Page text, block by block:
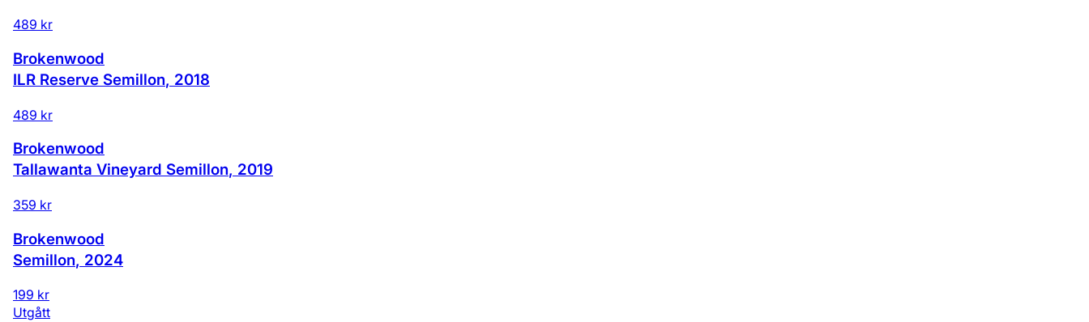
489 kr
Brokenwood
ILR Reserve Semillon, 2018
489 kr
Brokenwood
Tallawanta Vineyard Semillon, 2019
359 kr
Brokenwood
Semillon, 2024
199 kr
Utgått